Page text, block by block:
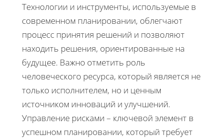
Технологии и инструменты, используемые в
современном планировании, облегчают
процесс принятия решений и позволяют
находить решения, ориентированные на
будущее. Важно отметить роль
человеческого ресурса, который является не
только исполнителем, но и ценным
источником инноваций и улучшений.
Управление рисками – ключевой элемент в
успешном планировании, который требует